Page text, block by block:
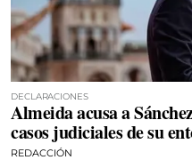
DECLARACIONES
Almeida acusa a
casos judiciales de su
REDACCIÓN